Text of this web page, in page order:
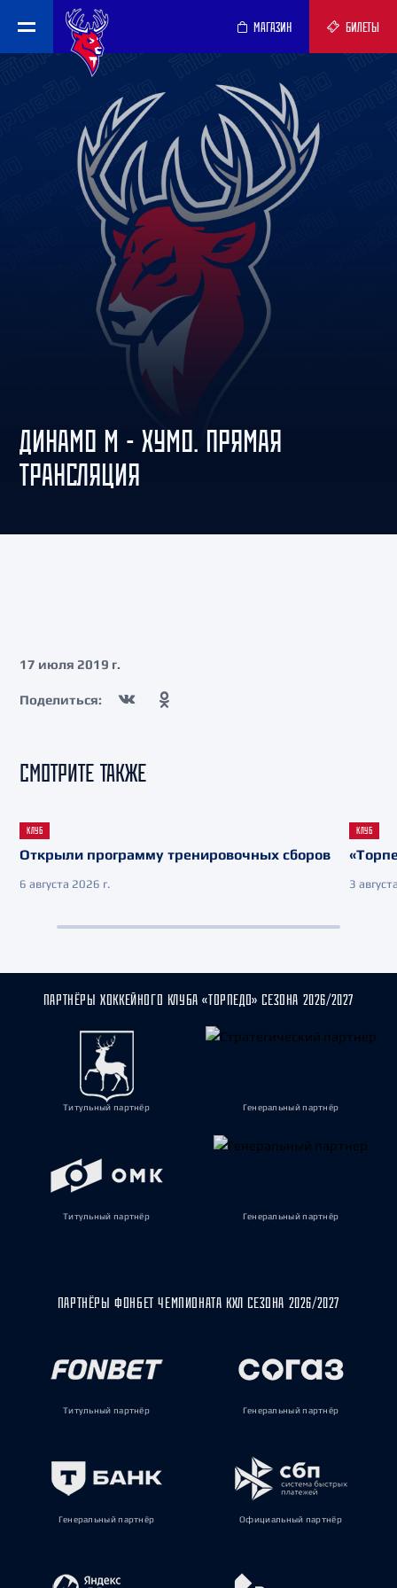
МАГАЗИН БИЛЕТЫ
ДИНАМО М - ХУМО. ПРЯМАЯ
ТРАНСЛЯЦИЯ
17 июля 2019 г.
Поделиться:
СМОТРИТЕ ТАКЖЕ
КЛУБ
Открыли программу тренировочных сборов
6 августа 2026 г.
КЛУБ
3
ПАРТНЁРЫ ХОККЕЙНОГО КЛУБА «ТОРПЕДО» СЕЗОНА 2026/2027
Титульный партнёр Генеральный партнёр
Титульный партнёр Генеральный партнёр
ПАРТНЁРЫ ФОНБЕТ ЧЕМПИОНАТА КХЛ СЕЗОНА 2026/2027
Титульный партнёр Генеральный партнёр
Генеральный партнёр Официальный партнёр